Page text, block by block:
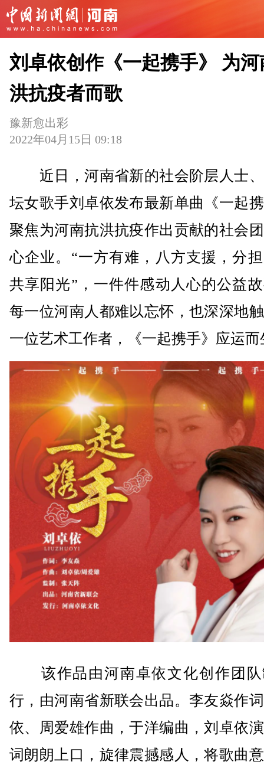
刘卓依创作《一起携手》 为河
洪抗疫者而歌
豫新愈出彩
2022年04月15日 09:18
近日，河南省新的社会阶层人士
坛女歌手刘卓依发布最新单曲《一起
聚焦为河南抗洪抗疫作出贡献的社会
心企业。“一方有难，八方支援，分
共享阳光”，一件件感动人心的公益
每一位河南人都难以忘怀，也深深地
一位艺术工作者，《一起携手》应运而
该作品由河南卓依文化创作团队
行，由河南省新联会出品。李友焱作
依、周爱雄作曲，于洋编曲，刘卓依
词朗朗上口，旋律震撼感人，将歌曲